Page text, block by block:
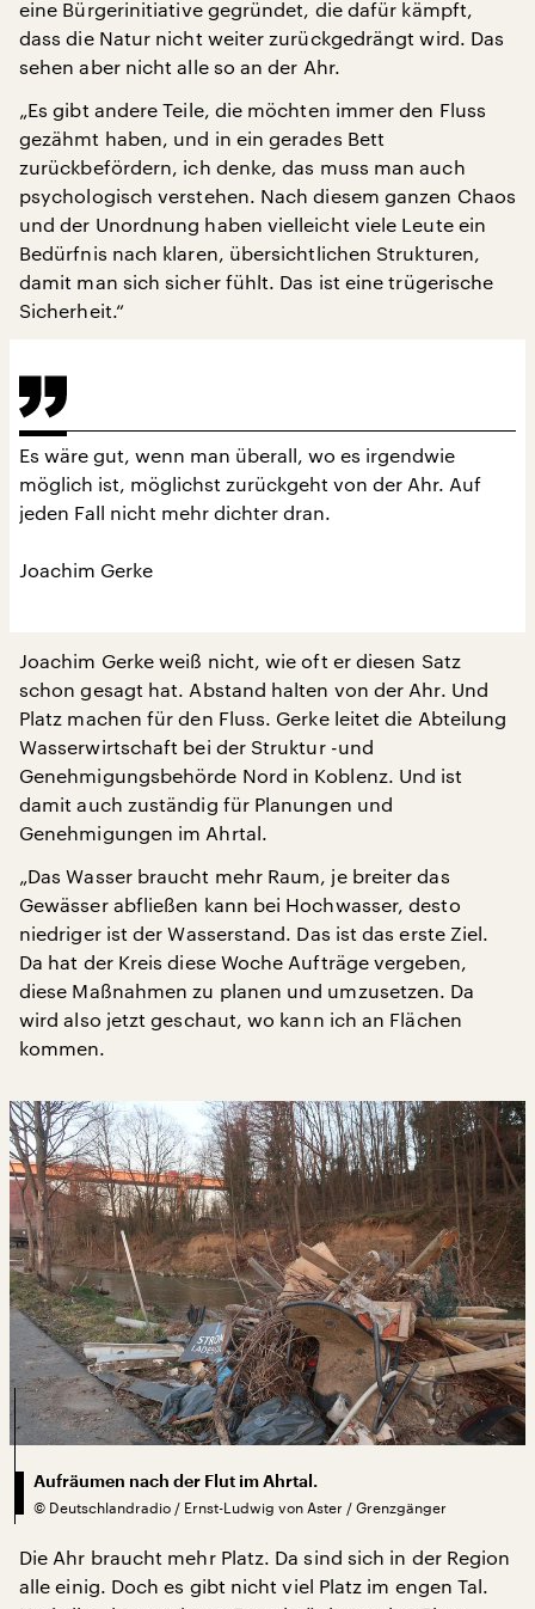
eine Bürgerinitiative gegründet, die dafür kämpft,
dass die Natur nicht weiter zurückgedrängt wird. Das
sehen aber nicht alle so an der Ahr.
„Es gibt andere Teile, die möchten immer den Fluss
gezähmt haben, und in ein gerades Bett
zurückbefördern, ich denke, das muss man auch
psychologisch verstehen. Nach diesem ganzen Chaos
und der Unordnung haben vielleicht viele Leute ein
Bedürfnis nach klaren, übersichtlichen Strukturen,
damit man sich sicher fühlt. Das ist eine trügerische
Sicherheit.“
Es wäre gut, wenn man überall, wo es irgendwie
möglich ist, möglichst zurückgeht von der Ahr. Auf
jeden Fall nicht mehr dichter dran.
Joachim Gerke
Joachim Gerke weiß nicht, wie oft er diesen Satz
schon gesagt hat. Abstand halten von der Ahr. Und
Platz machen für den Fluss. Gerke leitet die Abteilung
Wasserwirtschaft bei der Struktur -und
Genehmigungsbehörde Nord in Koblenz. Und ist
damit auch zuständig für Planungen und
Genehmigungen im Ahrtal.
„Das Wasser braucht mehr Raum, je breiter das
Gewässer abfließen kann bei Hochwasser, desto
niedriger ist der Wasserstand. Das ist das erste Ziel.
Da hat der Kreis diese Woche Aufträge vergeben,
diese Maßnahmen zu planen und umzusetzen. Da
wird also jetzt geschaut, wo kann ich an Flächen
kommen.
Aufräumen nach der Flut im Ahrtal.
© Deutschlandradio / Ernst-Ludwig von Aster / Grenzgänger
Die Ahr braucht mehr Platz. Da sind sich in der Region
alle einig. Doch es gibt nicht viel Platz im engen Tal.